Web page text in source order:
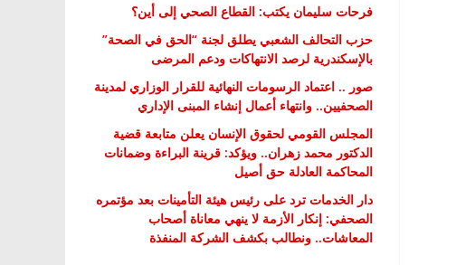
فرحات سليمان يكتب: القطاع الصحي إلى أين؟
حزب التحالف الشعبي يطلق لجنة “الحق في الصحة”
بالإسكندرية لرصد الانتهاكات ودعم المرضى
صور .. اعتماد الرسومات النهائية للقرار الوزاري لمدينة
الصحفيين.. وانتهاء أعمال إنشاء المبنى الإداري
المجلس القومي لحقوق الإنسان يعلن متابعة قضية
الدكتور محمد زهران.. ويؤكد: قرينة البراءة وضمانات
المحاكمة العادلة حق أصيل
دار الخدمات ترد على رئيس هيئة التأمينات بعد مؤتمره
الصحفي: إنكار الأزمة لا ينهي معاناة أصحاب
المعاشات.. ونطالب بكشف الشركة المنفذة